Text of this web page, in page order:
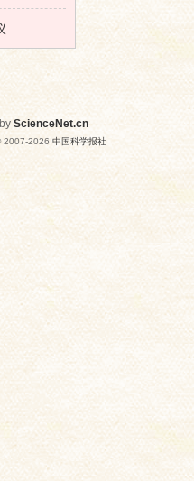
ScienceNet.cn
2007-2026 中国科学报社